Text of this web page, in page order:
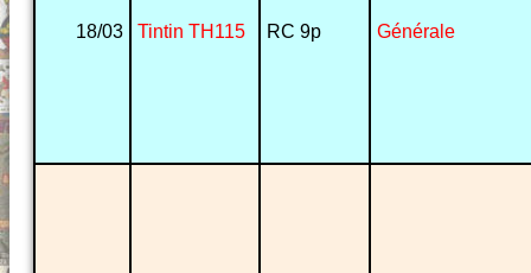
18/03 Tintin TH115 RC 9p Générale